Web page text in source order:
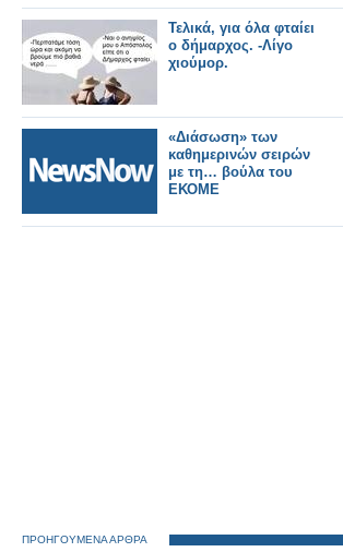
Τελικά, για όλα φταίει
ο δήμαρχος. -Λίγο
χιούμορ.
«Διάσωση» των
καθημερινών σειρών
με τη… βούλα του
ΕΚΟΜΕ
ΠΡΟΗΓΟΥΜΕΝΑ ΑΡΘΡΑ